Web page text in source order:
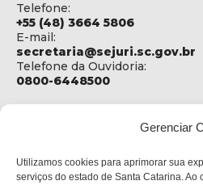
Gerenciar
Utilizamos cookies para aprimorar sua
serviços do estado de Santa Catarina. Ao
Telefone:
+55 (48) 3664 5806
E-mail:
secretaria@sejuri.sc.gov.br
Telefone da Ouvidoria:
0800-6448500
SEJURI - Secretaria de Estado
Rua Fúlvio Aducci, 1214 -